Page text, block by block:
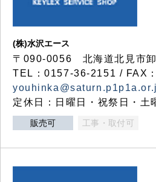
(株)水沢エース
〒090-0056 北海道北見市
TEL：0157-36-2151 / FAX
定休日：日曜日・祝祭日・土
販売可 工事・取付可